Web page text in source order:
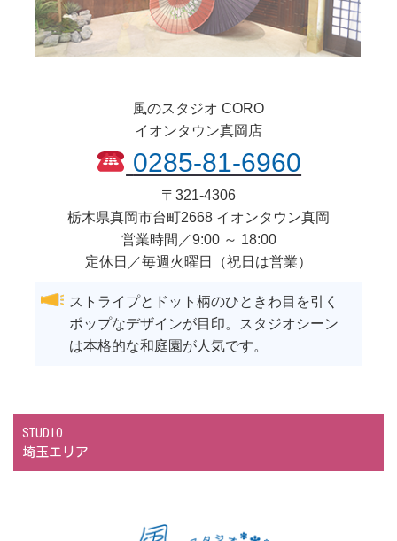
風のスタジオ CORO
イオンタウン真岡店
0285-81-6960
〒 321-4306
栃木県真岡市台町2668 イオンタウン真岡
営業時間／9:00 ～ 18:00
定休日／毎週火曜日（祝日は営業）
ストライプとドット柄のひときわ目を引く
ポップなデザインが目印。スタジオシーン
は本格的な和庭園が人気です。
STUDIO
埼玉エリア